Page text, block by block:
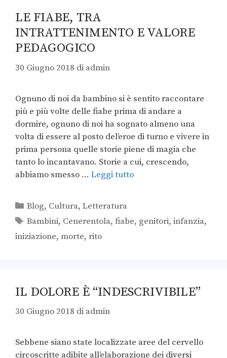
LE FIABE, TRA
INTRATTENIMENTO E VALORE
PEDAGOGICO
30 Giugno 2018 di admin
Ognuno di noi da bambino si è sentito raccontare
più e più volte delle fiabe prima di andare a
dormire, ognuno di noi ha sognato almeno una
volta di essere al posto del’eroe di turno e vivere in
prima persona quelle storie piene di magia che
tanto lo incantavano. Storie a cui, crescendo,
abbiamo smesso … Leggi tutto
Blog, Cultura,Letteratura
Bambini, Cenerentola,fiabe, genitori,infanzia,
iniziazione, morte, rito
IL DOLORE È “INDESCRIVIBILE”
30 Giugno 2018 di admin
Sebbene siano state localizzate aree del cervello
circoscritte adibite all’elaborazione dei diversi